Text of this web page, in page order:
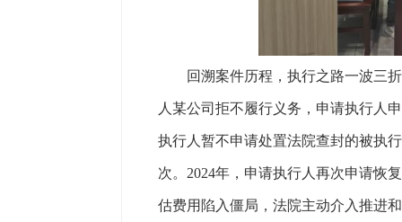
回溯案件历程，执行之路一波三折
人某公司拒不履行义务，申请执行人
执行人暂不申请处置法院查封的被执
次。2024年，申请执行人再次申请恢
估费用陷入僵局，法院主动介入推进